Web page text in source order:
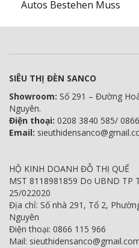
Autos Bestehen Muss
SIÊU THỊ ĐÈN SANCO
Showroom: Số 291 – Đường
Nguyên.
Điện thoại: 0208 3840 585/
Email:
HỘ KINH DOANH ĐỖ THỊ QUẾ
MST 8118981859 Do UBND TP
25/022020
Địa chỉ: Số nhà 291, Tổ 2,
Nguyên
Điện thoại: 0866 115 966
Mail: